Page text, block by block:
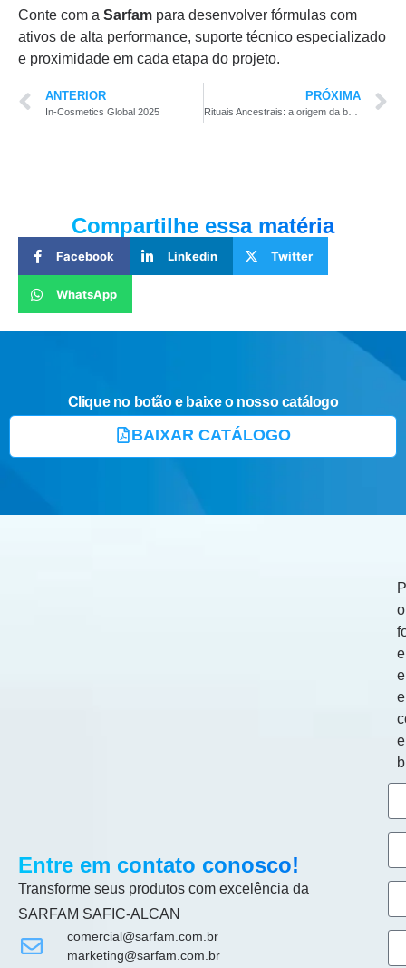
Conte com a Sarfam para desenvolver fórmulas com
ativos de alta performance, suporte técnico especializado
e proximidade em cada etapa do projeto.
ANTERIOR
In-Cosmetics Global 2025
PRÓXIMA
Rituais Ancestrais: a origem da beleza nos ingredientes naturais para cosméticos modernos
Compartilhe essa matéria
Facebook Linkedin Twitter
WhatsApp
Clique no botão e baixe o nosso catálogo
BAIXAR CATÁLOGO
Entre em contato conosco!
Transforme seus produtos com excelência da
SARFAM SAFIC-ALCAN
comercial@sarfam.com.br
marketing@sarfam.com.br
o
e